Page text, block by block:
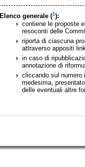
Elenco generale (1):
contiene le proposte
resoconti delle
riporta di ciascuna
attraverso appositi
in caso di
annotazione di
cliccando sul numero
medesima,
delle eventuali altre